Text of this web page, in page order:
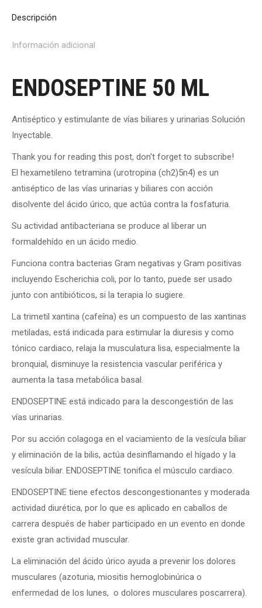
Descripción
Información adicional
ENDOSEPTINE 50 ML
Antiséptico y estimulante de vías biliares y urinarias Solución
Inyectable.
Thank you for reading this post, don't forget to subscribe!
El hexametileno tetramina (urotropina (ch2)5n4) es un
antiséptico de las vías urinarias y biliares con acción
disolvente del ácido úrico, que actúa contra la fosfaturia.
Su actividad antibacteriana se produce al liberar un
formaldehído en un ácido medio.
Funciona contra bacterias Gram negativas y Gram positivas
incluyendo Escherichia coli, por lo tanto, puede ser usado
junto con antibióticos, si la terapia lo sugiere.
La trimetil xantina (cafeína) es un compuesto de las xantinas
metiladas, está indicada para estimular la diuresis y como
tónico cardiaco, relaja la musculatura lisa, especialmente la
bronquial, disminuye la resistencia vascular periférica y
aumenta la tasa metabólica basal.
ENDOSEPTINE está indicado para la descongestión de las
vías urinarias.
Por su acción colagoga en el vaciamiento de la vesícula biliar
y eliminación de la bilis, actúa desinflamando el hígado y la
vesícula biliar. ENDOSEPTINE tonifica el músculo cardiaco.
ENDOSEPTINE tiene efectos descongestionantes y moderada
actividad diurética, por lo que es aplicado en caballos de
carrera después de haber participado en un evento en donde
existe gran actividad muscular.
La eliminación del ácido úrico ayuda a prevenir los dolores
musculares (azoturia, miositis hemoglobinúrica o
enfermedad de los lunes, o dolores musculares poscarrera).